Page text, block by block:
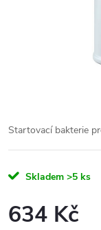
Startovací bakterie
Skladem >5 ks
634 Kč